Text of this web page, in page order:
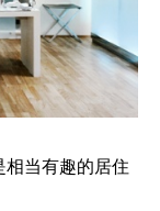
当有趣的居住